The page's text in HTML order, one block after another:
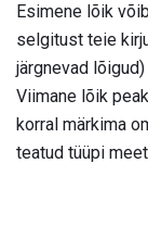
Esimene lõik
selgitust teie
järgnevad
Viimane lõik
korral märkima
teatud tüüpi